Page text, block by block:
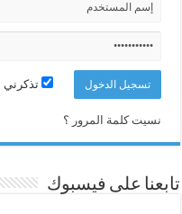
تذكرني
نسيت كلمة المرور ؟
تابعنا على فيسبوك